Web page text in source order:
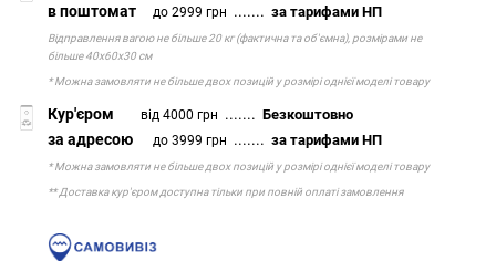
в поштомат до 2999 грн .......за тарифами НП
Відправлення вагою не більше 20 кг (фактична та об'ємна), розмірами не
більше 40х60х30 см
* Можна замовляти не більше двох позицій у розмірі однієї моделі товару
Кур'єром від 4000 грн .......Безкоштовно
за адресою до 3999 грн .......за тарифами НП
* Можна замовляти не більше двох позицій у розмірі однієї моделі товару
** Доставка кур'єром доступна тільки при повній оплаті замовлення